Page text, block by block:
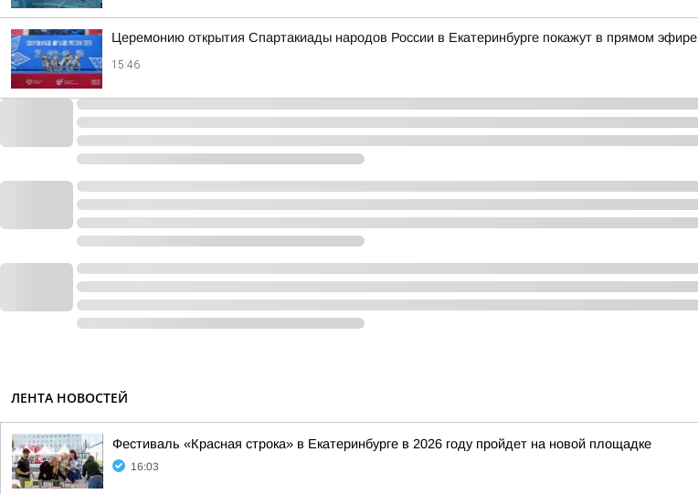
Церемонию открытия Спартакиады народов России в Екатеринбурге покажут в прямом эфире
15:46
ЛЕНТА НОВОСТЕЙ
Фестиваль «Красная строка» в Екатеринбурге в 2026 году пройдет на новой площадке
16:03